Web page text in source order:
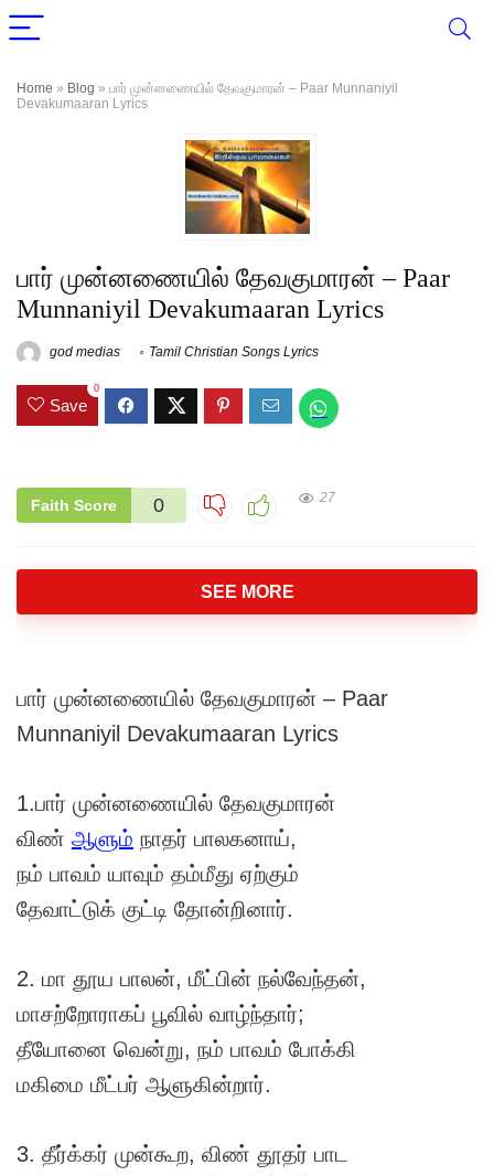
Home » Blog » பார் முன்னணையில் தேவகுமாரன் – Paar Munnaniyil
Devakumaaran Lyrics
பார் முன்னணையில் தேவகுமாரன் – Paar
Munnaniyil Devakumaaran Lyrics
god medias Tamil Christian Songs Lyrics
Save
0
Faith Score 0 27
SEE MORE
பார் முன்னணையில் தேவகுமாரன் – Paar
Munnaniyil Devakumaaran Lyrics
1.பார் முன்னணையில் தேவகுமாரன்
விண் ஆளும் நாதர் பாலகனாய்,
நம் பாவம் யாவும் தம்மீது ஏற்கும்
தேவாட்டுக் குட்டி தோன்றினார்.
2. மா தூய பாலன், மீட்பின் நல்வேந்தன்,
மாசற்றோராகப் பூவில் வாழ்ந்தார்;
தீயோனை வென்று, நம் பாவம் போக்கி
மகிமை மீட்பர் ஆளுகின்றார்.
3. தீர்க்கர் முன்கூற, விண் தூதர் பாட